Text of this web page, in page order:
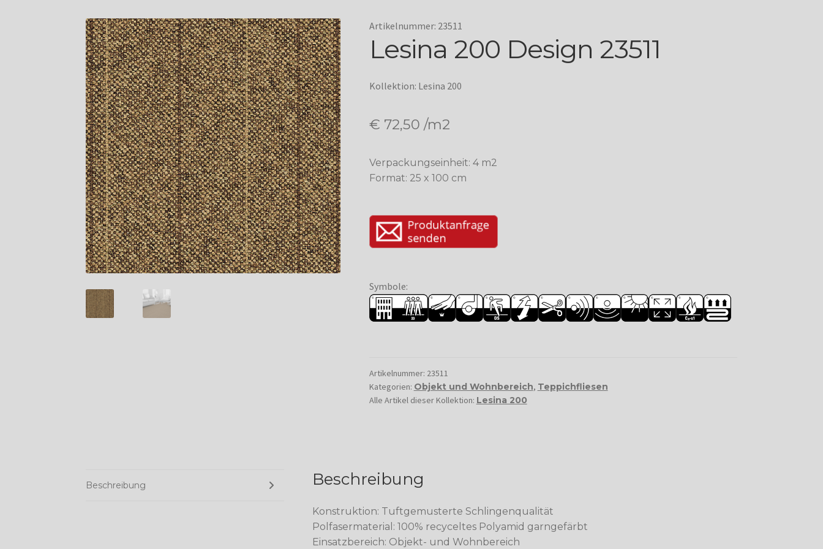
Artikelnummer: 23511
Lesina 200 Design 23511
Kollektion: Lesina 200
€ 72,50 /m2
Verpackungseinheit: 4 m2
Format: 25 x 100 cm
Symbole:
Artikelnummer: 23511
Kategorien: Objekt und Wohnbereich, Teppichfliesen
Alle Artikel dieser Kollektion: Lesina 200
Beschreibung Beschreibung
Konstruktion: Tuftgemusterte Schlingenqualität
Polfasermaterial: 100% recyceltes Polyamid garngefärbt
Einsatzbereich: Objekt- und Wohnbereich